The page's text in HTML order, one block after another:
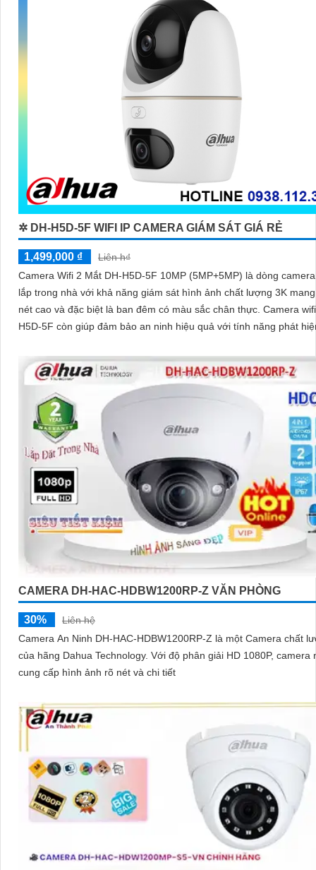
✲ DH-H5D-5F WIFI IP CAMERA GIÁM SÁT GIÁ RẺ
1,499,000 ₫
Liên h₫
Camera Wifi 2 Mắt DH-H5D-5F 10MP (5MP+5MP) là dòng
lắp trong nhà với khả năng giám sát hình ảnh chất lượng 3K
nét cao và đặc biệt là ban đêm có màu sắc chân thực. Camera
H5D-5F còn giúp đảm bảo an ninh hiệu quả với tính năng phát
CAMERA DH-HAC-HDBW1200RP-Z VĂN PHÒNG
30%
Liên hệ
Camera An Ninh DH-HAC-HDBW1200RP-Z là một Camera chất
của hãng Dahua Technology. Với độ phân giải HD 1080P, camera này
cung cấp hình ảnh rõ nét và chi tiết